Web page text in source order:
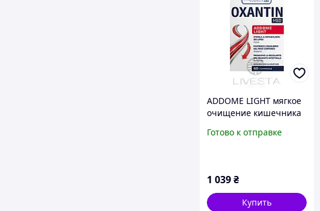
ADDOME LIGHT мягкое
очищение кишечника
пищеварение Oxantin
Готово к отправке
1 039₴
Купить